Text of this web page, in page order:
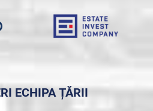
ECHIPA ȚĂRII